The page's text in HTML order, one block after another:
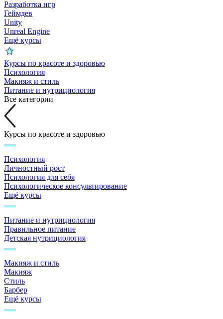
Разработка игр
Геймдев
Unity
Unreal Engine
Ещё курсы
Курсы по красоте и здоровью
Психология
Макияж и стиль
Питание и нутрициология
Все категории
Курсы по красоте и здоровью
Психология
Личностный рост
Психология для себя
Психологическое консультирование
Ещё курсы
Питание и нутрициология
Правильное питание
Детская нутрициология
Макияж и стиль
Макияж
Стиль
Барбер
Ещё курсы